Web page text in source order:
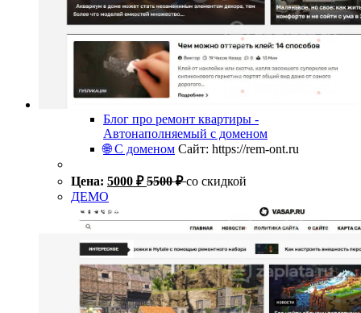
Блог про ремонт квартиры -
Автонаполняемый с доменом
🌐 С доменом Сайт: https://rem-ont.ru
Цена: 5000 ₽ 5500₽ со скидкой
ДЕМО